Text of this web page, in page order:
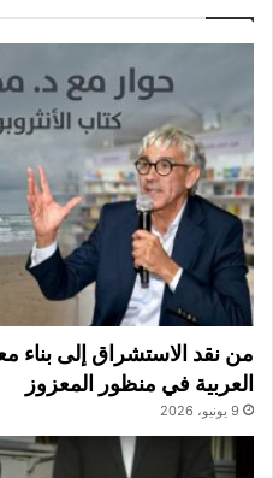
من نقد الاستشراق إلى بناء
العربية في منظور المعزوز
9 يونيو، 2026